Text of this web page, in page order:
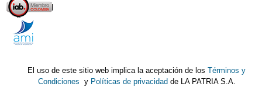
El uso de este sitio web implica la aceptación de losTérminos y
Condiciones y Políticas de privacidad de LA PATRIA S.A.